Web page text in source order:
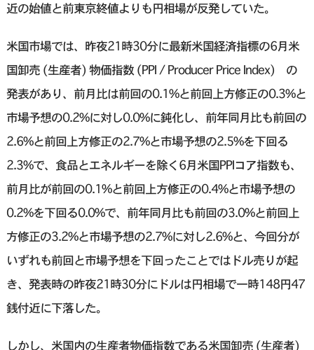
近の始値と前東京終値よりも円相場が反発していた。
米国市場では、昨夜21時30分に最新米国経済指標の6月米
国卸売 (生産者) 物価指数 (PPI / Producer Price Index) の
発表があり、前月比は前回の0.1%と前回上方修正の0.3%と
市場予想の0.2%に対し0.0%に鈍化し、前年同月比も前回の
2.6%と前回上方修正の2.7%と市場予想の2.5%を下回る
2.3%で、食品とエネルギーを除く6月米国PPIコア指数も、
前月比が前回の0.1%と前回上方修正の0.4%と市場予想の
0.2%を下回る0.0%で、前年同月比も前回の3.0%と前回上
方修正の3.2%と市場予想の2.7%に対し2.6%と、今回分が
いずれも前回と市場予想を下回ったことではドル売りが起
き、発表時の昨夜21時30分にドルは円相場で一時148円47
銭付近に下落した。
しかし、米国内の生産者物価指数である米国卸売 (生産者)